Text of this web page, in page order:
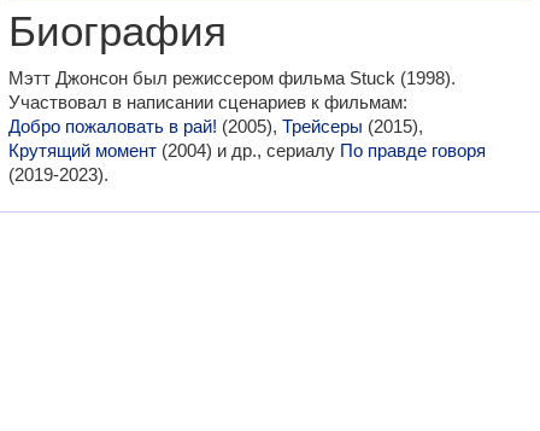
Биография
Мэтт Джонсон был режиссером фильма Stuck (1998).
Участвовал в написании сценариев к фильмам:
Добро пожаловать в рай! (2005), Трейсеры (2015),
Крутящий момент (2004) и др., сериалу По правде говоря
(2019-2023).